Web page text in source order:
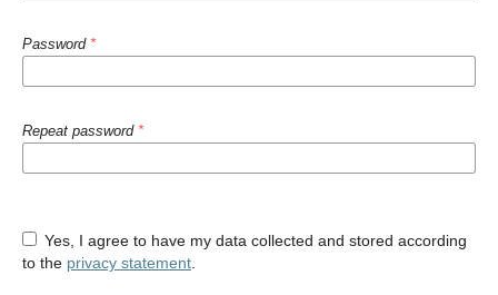
Password *
Repeat password *
Yes, I agree to have my data collected and stored according
to the privacy statement.